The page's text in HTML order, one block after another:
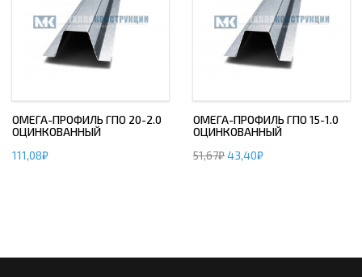
ОМЕГА-ПРОФИЛЬ ГПО 20-2.0
ОЦИНКОВАННЫЙ
111,08₽
ОМЕГА-ПРОФИЛЬ ГПО 15-1.0
ОЦИНКОВАННЫЙ
51,67₽43,40₽